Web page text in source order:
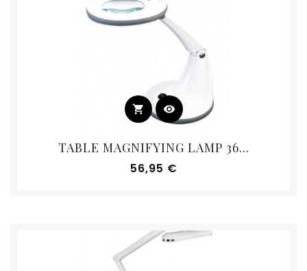
shopping_cart visibility
TABLE MAGNIFYING LAMP 36...
56,95 €